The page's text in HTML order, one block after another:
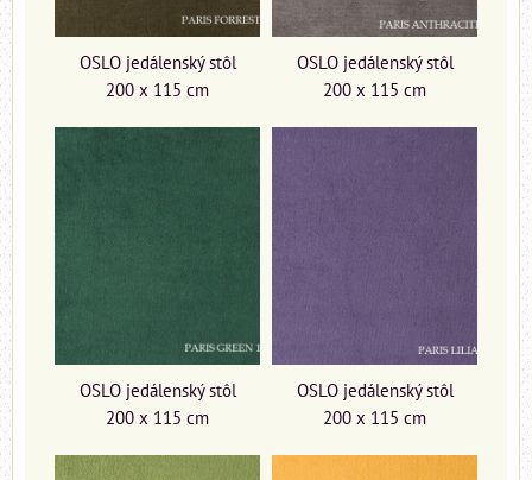
OSLO jedálenský stôl
200 x 115 cm
OSLO jedálenský stôl
200 x 115 cm
OSLO jedálenský stôl
200 x 115 cm
OSLO jedálenský stôl
200 x 115 cm